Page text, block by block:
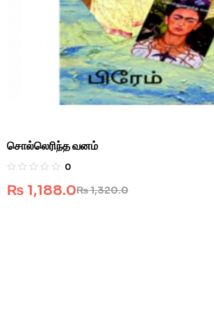
சொல்லெரிந்த வனம்
0
₨1,320.0
₨ 1,188.0